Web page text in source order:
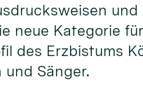
neue Kategorie
des Erzbistums
Sänger.